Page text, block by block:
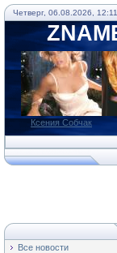
Четверг, 06.08.2026, 12:11
Ксения Собчак
Все новости